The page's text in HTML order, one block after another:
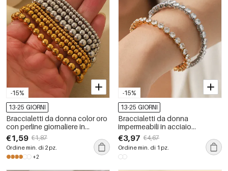
-15%
13-25 GIORNI
Braccialetti da donna color oro
con perline giornaliere in
acciaio inossidabile
impermeabile della serie Simple
€1,59 €1,87
Ordine min. di 2 pz.
+2
-15%
13-25 GIORNI
Braccialetti da donna
impermeabili in acciaio
inossidabile con cerchio
semplice, 1 pezzo
€3,97 €4,67
Ordine min. di 1 pz.